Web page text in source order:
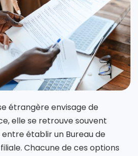
étrangère envisage de
elle se retrouve souvent
établir un Bureau de
Chacune de ces options